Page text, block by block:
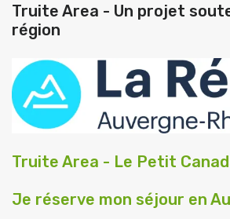
Truite Area - Un projet
région
Truite Area - Le Petit
Je réserve mon séjour en